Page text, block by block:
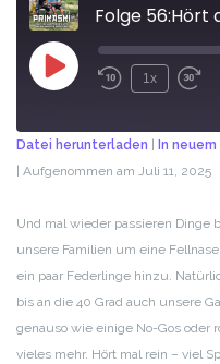
1x
TEILEN
LINK
EMBED
Datei herunterladen In
Aufgenommen am Juli 11, 2025
Und mal wieder passieren Dinge
unsere Familien um eine
ein paar Federlinge hinzu.
bis an die 40 Grad auch unsere
genauso wie einige No-Gos oder
vieles mehr. Hört mal rein – viel